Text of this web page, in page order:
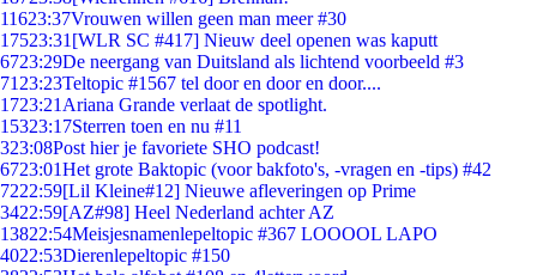
11623:37Vrouwen willen geen man meer #30
17523:31 [WLR SC #417] Nieuw deel openen was kaputt
6723:29De neergang van Duitsland als lichtend voorbeeld #3
71 23:23Teltopic #1567 tel door en door en door....
1723:21 Ariana Grande verlaat de spotlight.
15323:17Sterren toen en nu #11
323:08Post hier je favoriete SHO podcast!
6723:01Het grote Baktopic (voor bakfoto's, -vragen en -tips) #42
7222:59[Lil Kleine#12] Nieuwe afleveringen op Prime
3422:59[AZ#98] Heel Nederland achter AZ
13822:54Meisjesnamenlepeltopic #367 LOOOOL LAPO
4022:53Dierenlepeltopic #150